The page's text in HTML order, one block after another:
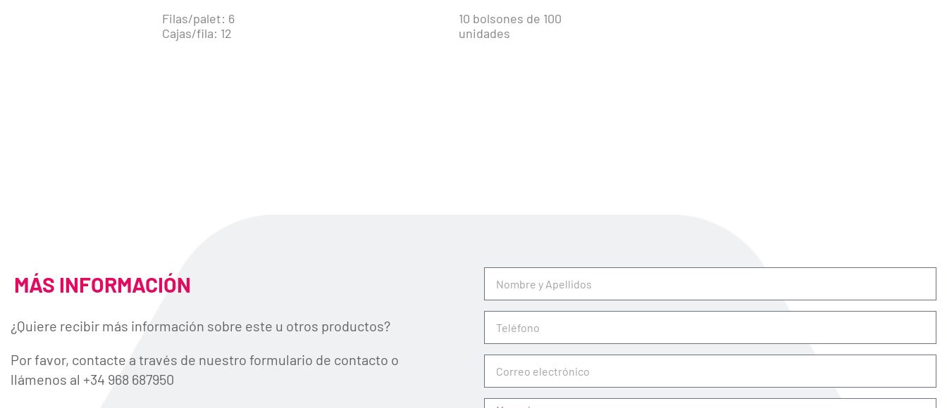
Filas/palet: 6
Cajas/fila: 12
10 bolsones de 100
unidades
MÁS INFORMACIÓN
¿Quiere recibir más información sobre este u otros productos?
Por favor, contacte a través de nuestro formulario de contacto o
llámenos al +34 968 687950
Apellidos
electrónico
Mensaje